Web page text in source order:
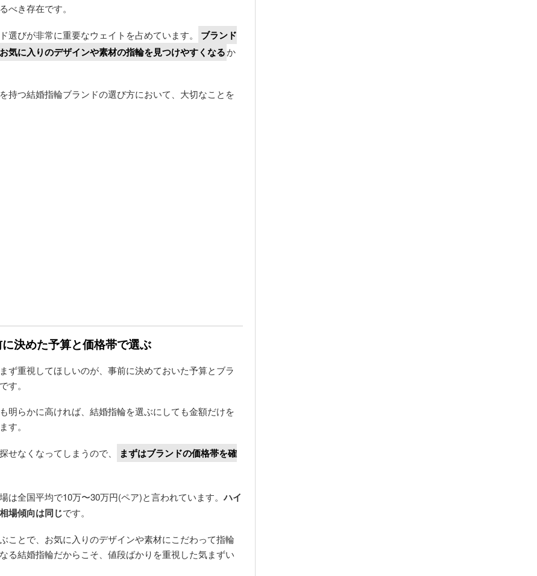
べき存在です。
びが非常に重要なウェイトを占めています。
ブランド
気に入りのデザインや素材の指輪を見つけやすくなるか
持つ結婚指輪ブランドの選び方において、大切なことを
決めた予算と価格帯で選ぶ
ず重視してほしいのが、事前に決めておいた予算とブラ
す。
明らかに高ければ、結婚指輪を選ぶにしても金額だけを
す。
せなくなってしまうので、
まずはブランドの価格帯を確
は全国平均で10万〜30万円(ペア)と言われています。ハイ
場傾向は同じです。
ことで、お気に入りのデザインや素材にこだわって指輪
る結婚指輪だからこそ、値段ばかりを重視した気まずい